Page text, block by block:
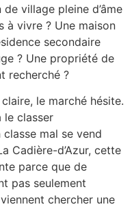
village pleine d’âme
à vivre ? Une maison
secondaire
? Une propriété de
recherché ?
le marché hésite.
le classer
classe mal se vend
Cadière-d’Azur, cette
parce que de
pas seulement
chercher une